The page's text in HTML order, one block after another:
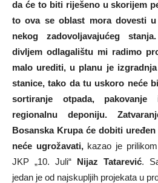
da će to biti riješeno u skorijem
to ova se oblast mora dovesti
nekog zadovoljavajućeg
divljem odlagalištu mi radimo
malo urediti, u planu je
stanice, tako da tu uskoro neće
sortiranje otpada,
regionalnu deponiju.
Bosanska Krupa će dobiti
neće ugrožavati, kazao je
JKP „10. Juli“ Nijaz Tatarević.
jedan je od najskupljih projekata u